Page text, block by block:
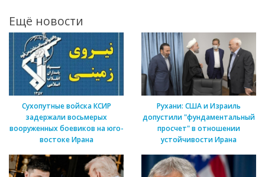
Ещё новости
Сухопутные войска КСИР
задержали восьмерых
вооруженных боевиков на юго-
востоке Ирана
Рухани: США и Израиль
допустили "фундаментальный
просчет" в отношении
устойчивости Ирана